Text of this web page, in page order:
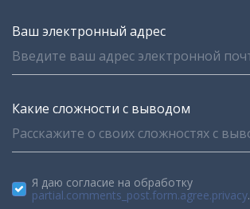
Ваш электронный адрес
Какие сложности с выводом
Я даю согласие на обработку
partial.comments_post.form.agree.privacy.